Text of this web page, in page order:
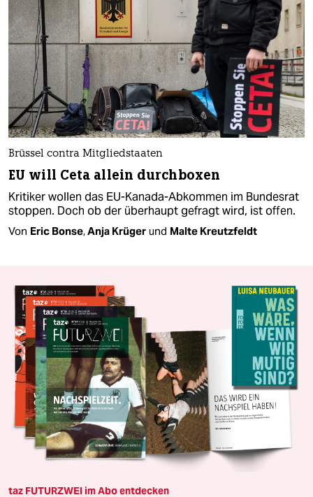
Brüssel contra Mitgliedstaaten
EU will Ceta allein durchboxen
Kritiker wollen das EU-Kanada-Abkommen im Bundesrat
stoppen. Doch ob der überhaupt gefragt wird, ist offen.
Von Eric Bonse,Anja Krüger und Malte Kreutzfeldt
taz FUTURZWEI im Abo entdecken